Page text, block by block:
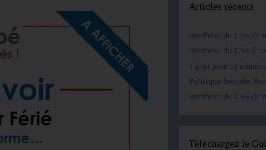
Articles récents
Synthèse du CSE de
Synthèse du CSE
1 jour pour le
Politique Sociale
Synthèse du CSE de
Téléchargez le